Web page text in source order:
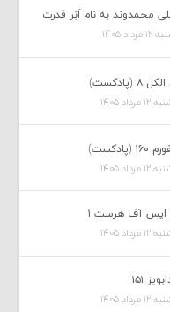
محمدوند به نام اَبَر قدرت
۱۴۰۵
۱۴۰۵
۱۴۰۵
ایس آف هرست ۱
۱۴۰۵
۱۵۱
۱۴۰۵